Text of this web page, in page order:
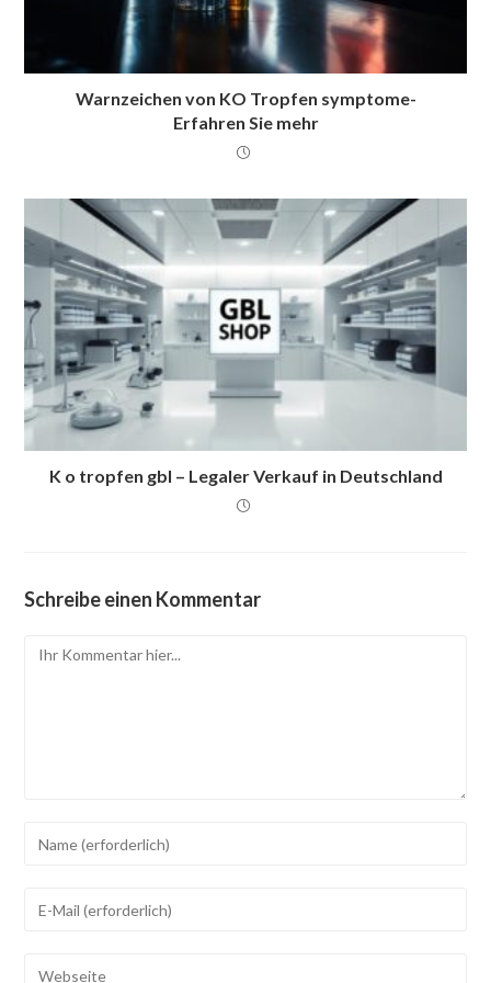
Warnzeichen von KO Tropfen symptome-
Erfahren Sie mehr
K o tropfen gbl – Legaler Verkauf in Deutschland
Schreibe einen Kommentar
Kommentar
Namen
Benutzernamen